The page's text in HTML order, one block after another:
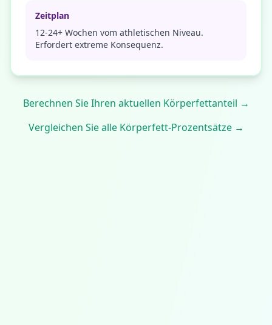
Zeitplan
12-24+ Wochen vom athletischen Niveau.
Erfordert extreme Konsequenz.
Berechnen Sie Ihren aktuellen Körperfettanteil →
Vergleichen Sie alle Körperfett-Prozentsätze →